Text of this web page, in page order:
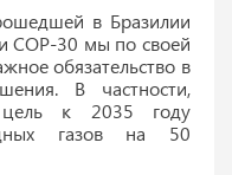
в Бразилии
COP-30 мы по своей
обязательство в
В частности,
цель к 2035 году
газов на 50